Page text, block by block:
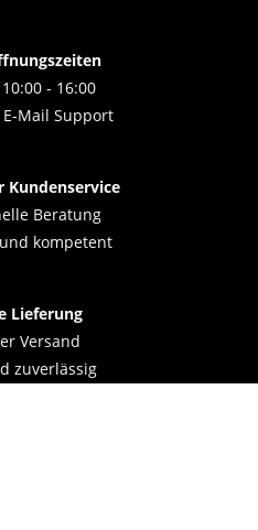
- 16:00
Mail Support
Kundenservice
Beratung
kompetent
Lieferung
Versand
zuverlässig